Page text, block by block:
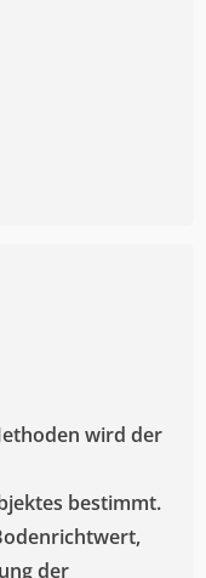
wird der
bestimmt.
der